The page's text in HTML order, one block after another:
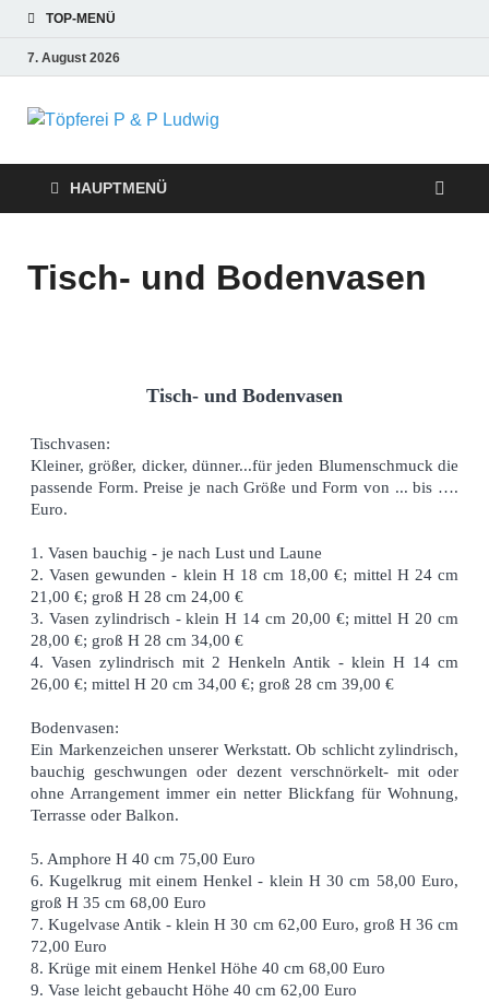
TOP-MENÜ
7. August 2026
HAUPTMENÜ
Tisch- und Bodenvasen
Tisch- und Bodenvasen
Tischvasen:
Kleiner, größer, dicker, dünner...für jeden Blumenschmuck die
passende Form. Preise je nach Größe und Form von ... bis ….
Euro.
1. Vasen bauchig - je nach Lust und Laune
2. Vasen gewunden - klein H 18 cm 18,00 €; mittel H 24 cm
21,00 €; groß H 28 cm 24,00 €
3. Vasen zylindrisch - klein H 14 cm 20,00 €; mittel H 20 cm
28,00 €; groß H 28 cm 34,00 €
4. Vasen zylindrisch mit 2 Henkeln Antik - klein H 14 cm
26,00 €; mittel H 20 cm 34,00 €; groß 28 cm 39,00 €
Bodenvasen:
Ein Markenzeichen unserer Werkstatt. Ob schlicht zylindrisch,
bauchig geschwungen oder dezent verschnörkelt- mit oder
ohne Arrangement immer ein netter Blickfang für Wohnung,
Terrasse oder Balkon.
5. Amphore H 40 cm 75,00 Euro
6. Kugelkrug mit einem Henkel - klein H 30 cm 58,00 Euro,
groß H 35 cm 68,00 Euro
7. Kugelvase Antik - klein H 30 cm 62,00 Euro, groß H 36 cm
72,00 Euro
8. Krüge mit einem Henkel Höhe 40 cm 68,00 Euro
9. Vase leicht gebaucht Höhe 40 cm 62,00 Euro